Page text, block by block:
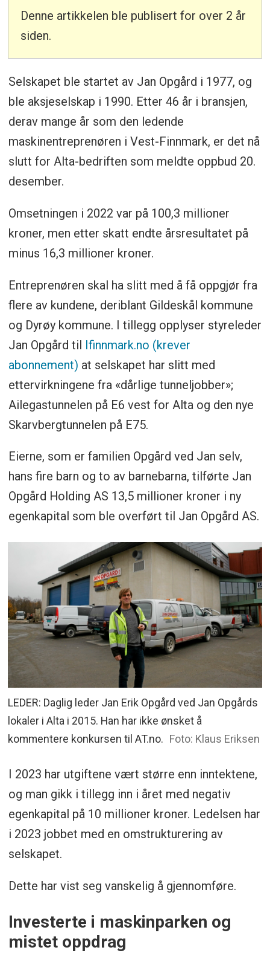
Denne artikkelen ble publisert for over 2 år
siden.
Selskapet ble startet av Jan Opgård i 1977, og
ble aksjeselskap i 1990. Etter 46 år i bransjen,
derav mange år som den ledende
maskinentreprenøren i Vest-Finnmark, er det nå
slutt for Alta-bedriften som meldte oppbud 20.
desember.
Omsetningen i 2022 var på 100,3 millioner
kroner, men etter skatt endte årsresultatet på
minus 16,3 millioner kroner.
Entreprenøren skal ha slitt med å få oppgjør fra
flere av kundene, deriblant Gildeskål kommune
og Dyrøy kommune. I tillegg opplyser styreleder
Jan Opgård til Ifinnmark.no (krever
abonnement) at selskapet har slitt med
ettervirkningene fra «dårlige tunneljobber»;
Ailegastunnelen på E6 vest for Alta og den nye
Skarvbergtunnelen på E75.
Eierne, som er familien Opgård ved Jan selv,
hans fire barn og to av barnebarna, tilførte Jan
Opgård Holding AS 13,5 millioner kroner i ny
egenkapital som ble overført til Jan Opgård AS.
LEDER: Daglig leder Jan Erik Opgård ved Jan Opgårds
lokaler i Alta i 2015. Han har ikke ønsket å
kommentere konkursen til AT.no. Foto: Klaus Eriksen
I 2023 har utgiftene vært større enn inntektene,
og man gikk i tillegg inn i året med negativ
egenkapital på 10 millioner kroner. Ledelsen har
i 2023 jobbet med en omstrukturering av
selskapet.
Dette har vist seg vanskelig å gjennomføre.
Investerte i maskinparken og
mistet oppdrag